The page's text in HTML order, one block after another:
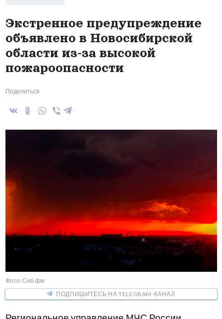
Экстренное предупреждение
объявлено в Новосибирской
области из-за высокой
пожароопасности
Поделиться
Фото: Сиб.фм
ПОДПИШИТЕСЬ НА TELEGRAM-КАНАЛ